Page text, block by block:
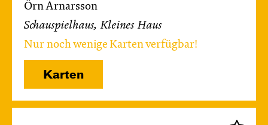
Örn Arnarsson
Schauspielhaus, Kleines Haus
Nur noch wenige Karten verfügbar!
Karten